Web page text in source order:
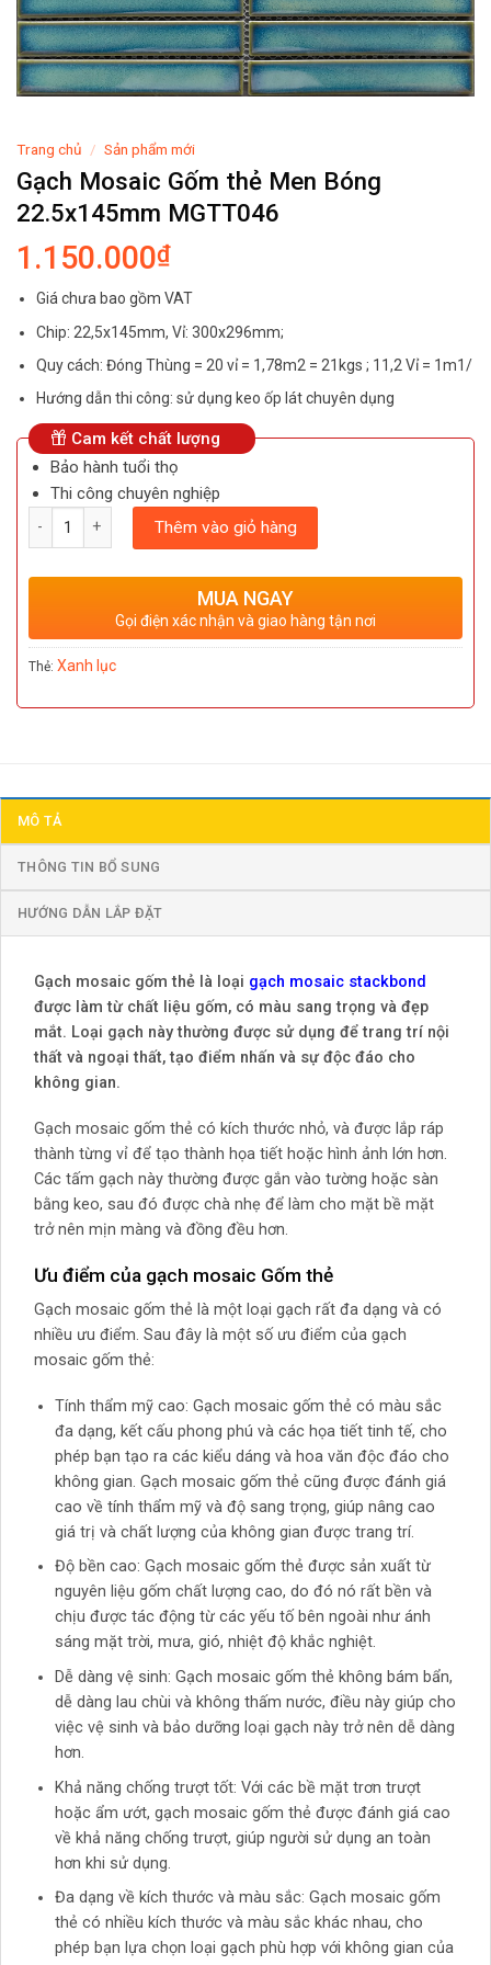
Trang chủ / Sản phẩm mới
Gạch Mosaic Gốm thẻ Men Bóng
22.5x145mm MGTT046
1.150.000₫
Giá chưa bao gồm VAT
Chip: 22,5x145mm, Vỉ: 300x296mm;
Quy cách: Đóng Thùng = 20 vỉ = 1,78m2 = 21kgs ; 11,2 Vỉ = 1m1/
Hướng dẫn thi công: sử dụng keo ốp lát chuyên dụng
Cam kết chất lượng
Bảo hành tuổi thọ
Thi công chuyên nghiệp
Số lượng
Thêm vào giỏ hàng
MUA NGAY
Gọi điện xác nhận và giao hàng tận nơi
Thẻ: Xanh lục
MÔ TẢ
THÔNG TIN BỔ SUNG
HƯỚNG DẪN LẮP ĐẶT
Gạch mosaic gốm thẻ là loại gạch mosaic stackbond
được làm từ chất liệu gốm, có màu sang trọng và đẹp
mắt. Loại gạch này thường được sử dụng để trang trí nội
thất và ngoại thất, tạo điểm nhấn và sự độc đáo cho
không gian.
Gạch mosaic gốm thẻ có kích thước nhỏ, và được lắp ráp
thành từng vỉ để tạo thành họa tiết hoặc hình ảnh lớn hơn.
Các tấm gạch này thường được gắn vào tường hoặc sàn
bằng keo, sau đó được chà nhẹ để làm cho mặt bề mặt
trở nên mịn màng và đồng đều hơn.
Ưu điểm của gạch mosaic Gốm thẻ
Gạch mosaic gốm thẻ là một loại gạch rất đa dạng và có
nhiều ưu điểm. Sau đây là một số ưu điểm của gạch
mosaic gốm thẻ:
Tính thẩm mỹ cao: Gạch mosaic gốm thẻ có màu sắc
đa dạng, kết cấu phong phú và các họa tiết tinh tế, cho
phép bạn tạo ra các kiểu dáng và hoa văn độc đáo cho
không gian. Gạch mosaic gốm thẻ cũng được đánh giá
cao về tính thẩm mỹ và độ sang trọng, giúp nâng cao
giá trị và chất lượng của không gian được trang trí.
Độ bền cao: Gạch mosaic gốm thẻ được sản xuất từ
nguyên liệu gốm chất lượng cao, do đó nó rất bền và
chịu được tác động từ các yếu tố bên ngoài như ánh
sáng mặt trời, mưa, gió, nhiệt độ khắc nghiệt.
Dễ dàng vệ sinh: Gạch mosaic gốm thẻ không bám bẩn,
dễ dàng lau chùi và không thấm nước, điều này giúp cho
việc vệ sinh và bảo dưỡng loại gạch này trở nên dễ dàng
hơn.
Khả năng chống trượt tốt: Với các bề mặt trơn trượt
hoặc ẩm ướt, gạch mosaic gốm thẻ được đánh giá cao
về khả năng chống trượt, giúp người sử dụng an toàn
hơn khi sử dụng.
Đa dạng về kích thước và màu sắc: Gạch mosaic gốm
thẻ có nhiều kích thước và màu sắc khác nhau, cho
phép bạn lựa chọn loại gạch phù hợp với không gian của